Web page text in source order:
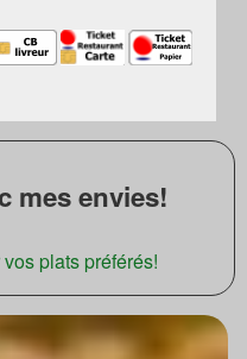
mes envies!
plats préférés!